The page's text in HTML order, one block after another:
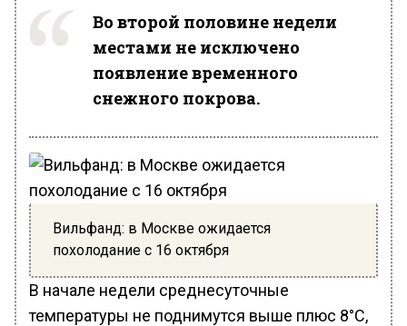
Во второй половине недели
местами не исключено
появление временного
снежного покрова.
Вильфанд: в Москве ожидается
похолодание с 16 октября
В начале недели среднесуточные
температуры не поднимутся выше плюс 8°С,